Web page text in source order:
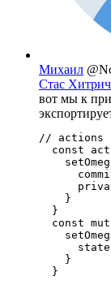
Михаил
Стас Хитрич
вот мы к
// actions
const
    }
  }
const
    }
  }